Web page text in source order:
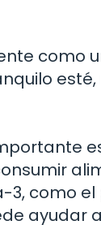
como
3, como
ayudar